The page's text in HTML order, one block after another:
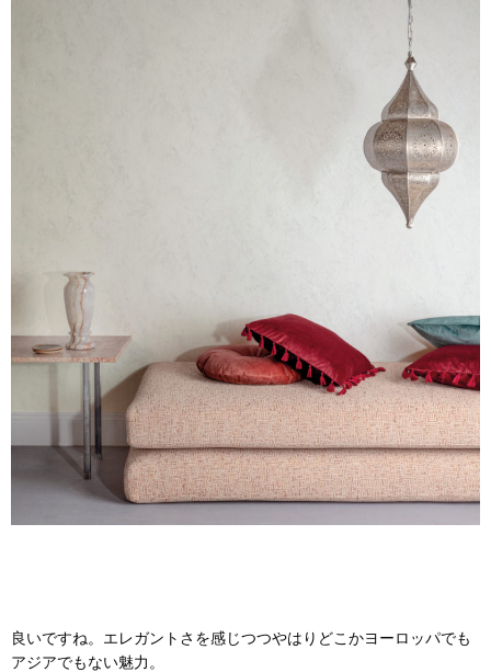
良いですね。エレガントさを感じつつやはりどこかヨーロッパでも
アジアでもない魅力。